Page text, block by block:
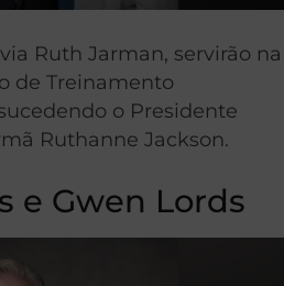
Ruth Jarman, servirão na
de Treinamento
o Presidente
Ruthanne Jackson.
e Gwen Lords